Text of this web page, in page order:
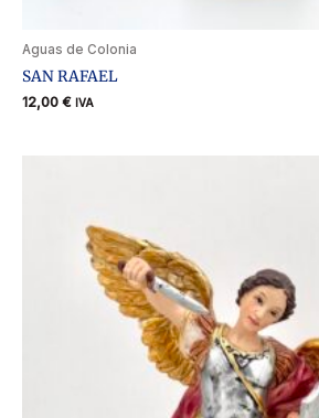
Aguas de Colonia
SAN RAFAEL
12,00 € IVA